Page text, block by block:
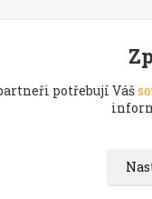
potřebují Váš